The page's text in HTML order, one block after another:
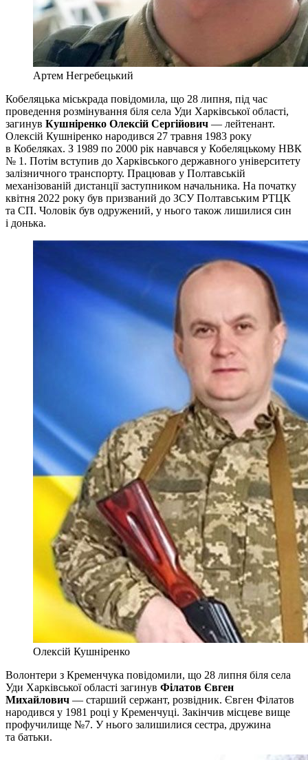
Артем Негребецький
Кобеляцька міськрада повідомила, що 28 липня, під час
проведення розмінування біля села Уди Харківської області,
загинув Кушніренко Олексій Сергійович — лейтенант.
Олексій Кушніренко народився 27 травня 1983 року
в Кобеляках. З 1989 по 2000 рік навчався у Кобеляцькому НВК
№ 1. Потім вступив до Харківського державного університету
залізничного транспорту. Працював у Полтавській
механізованій дистанції заступником начальника. На початку
квітня 2022 року був призваний до ЗСУ Полтавським РТЦК
та СП. Чоловік був одружений, у нього також лишилися син
і донька.
Олексій Кушніренко
Волонтери з Кременчука повідомили, що 28 липня біля села
Уди Харківської області загинув Філатов Євген
Михайлович — старший сержант, розвідник. Євген Філатов
народився у 1981 році у Кременчуці. Закінчив місцеве вище
профучилище №7. У нього залишилися сестра, дружина
та батьки.